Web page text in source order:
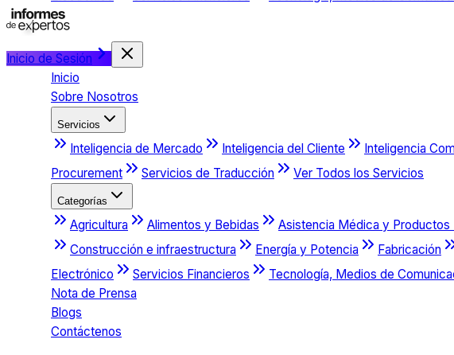
Inicio de Sesión
Inicio
Sobre Nosotros
Servicios
Inteligencia de Mercado Inteligencia del Cliente Inteligencia
Procurement
Servicios de Traducción Ver Todos los Servicios
Categorías
Agricultura Alimentos y Bebidas Asistencia Médica y Productos
Construcción e infraestructura
Energía y Potencia Fabricación
Electrónico
Servicios Financieros Tecnología, Medios de
Nota de Prensa
Blogs
Contáctenos